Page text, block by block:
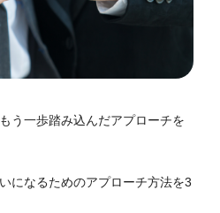
う一歩踏み込んだアプローチを
になるためのアプローチ方法を3